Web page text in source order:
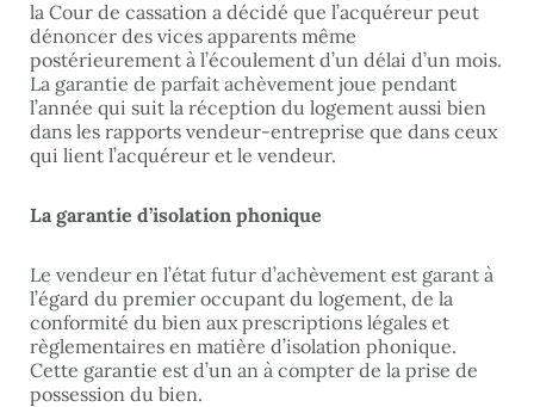
la Cour de cassation a décidé que l’acquéreur peut
dénoncer des vices apparents même
postérieurement à l’écoulement d’un délai d’un mois.
La garantie de parfait achèvement joue pendant
l’année qui suit la réception du logement aussi bien
dans les rapports vendeur-entreprise que dans ceux
qui lient l’acquéreur et le vendeur.
La garantie d’isolation phonique
Le vendeur en l’état futur d’achèvement est garant à
l’égard du premier occupant du logement, de la
conformité du bien aux prescriptions légales et
règlementaires en matière d’isolation phonique.
Cette garantie est d’un an à compter de la prise de
possession du bien.